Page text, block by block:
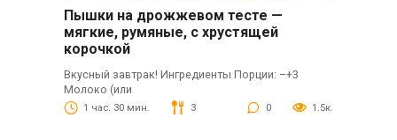
Пышки на дрожжевом тесте —
мягкие, румяные, с хрустящей
корочкой
Вкусный завтрак! Ингредиенты Порции: –+3
Молоко (или
1 час. 30 мин. 3 0 1.5к.